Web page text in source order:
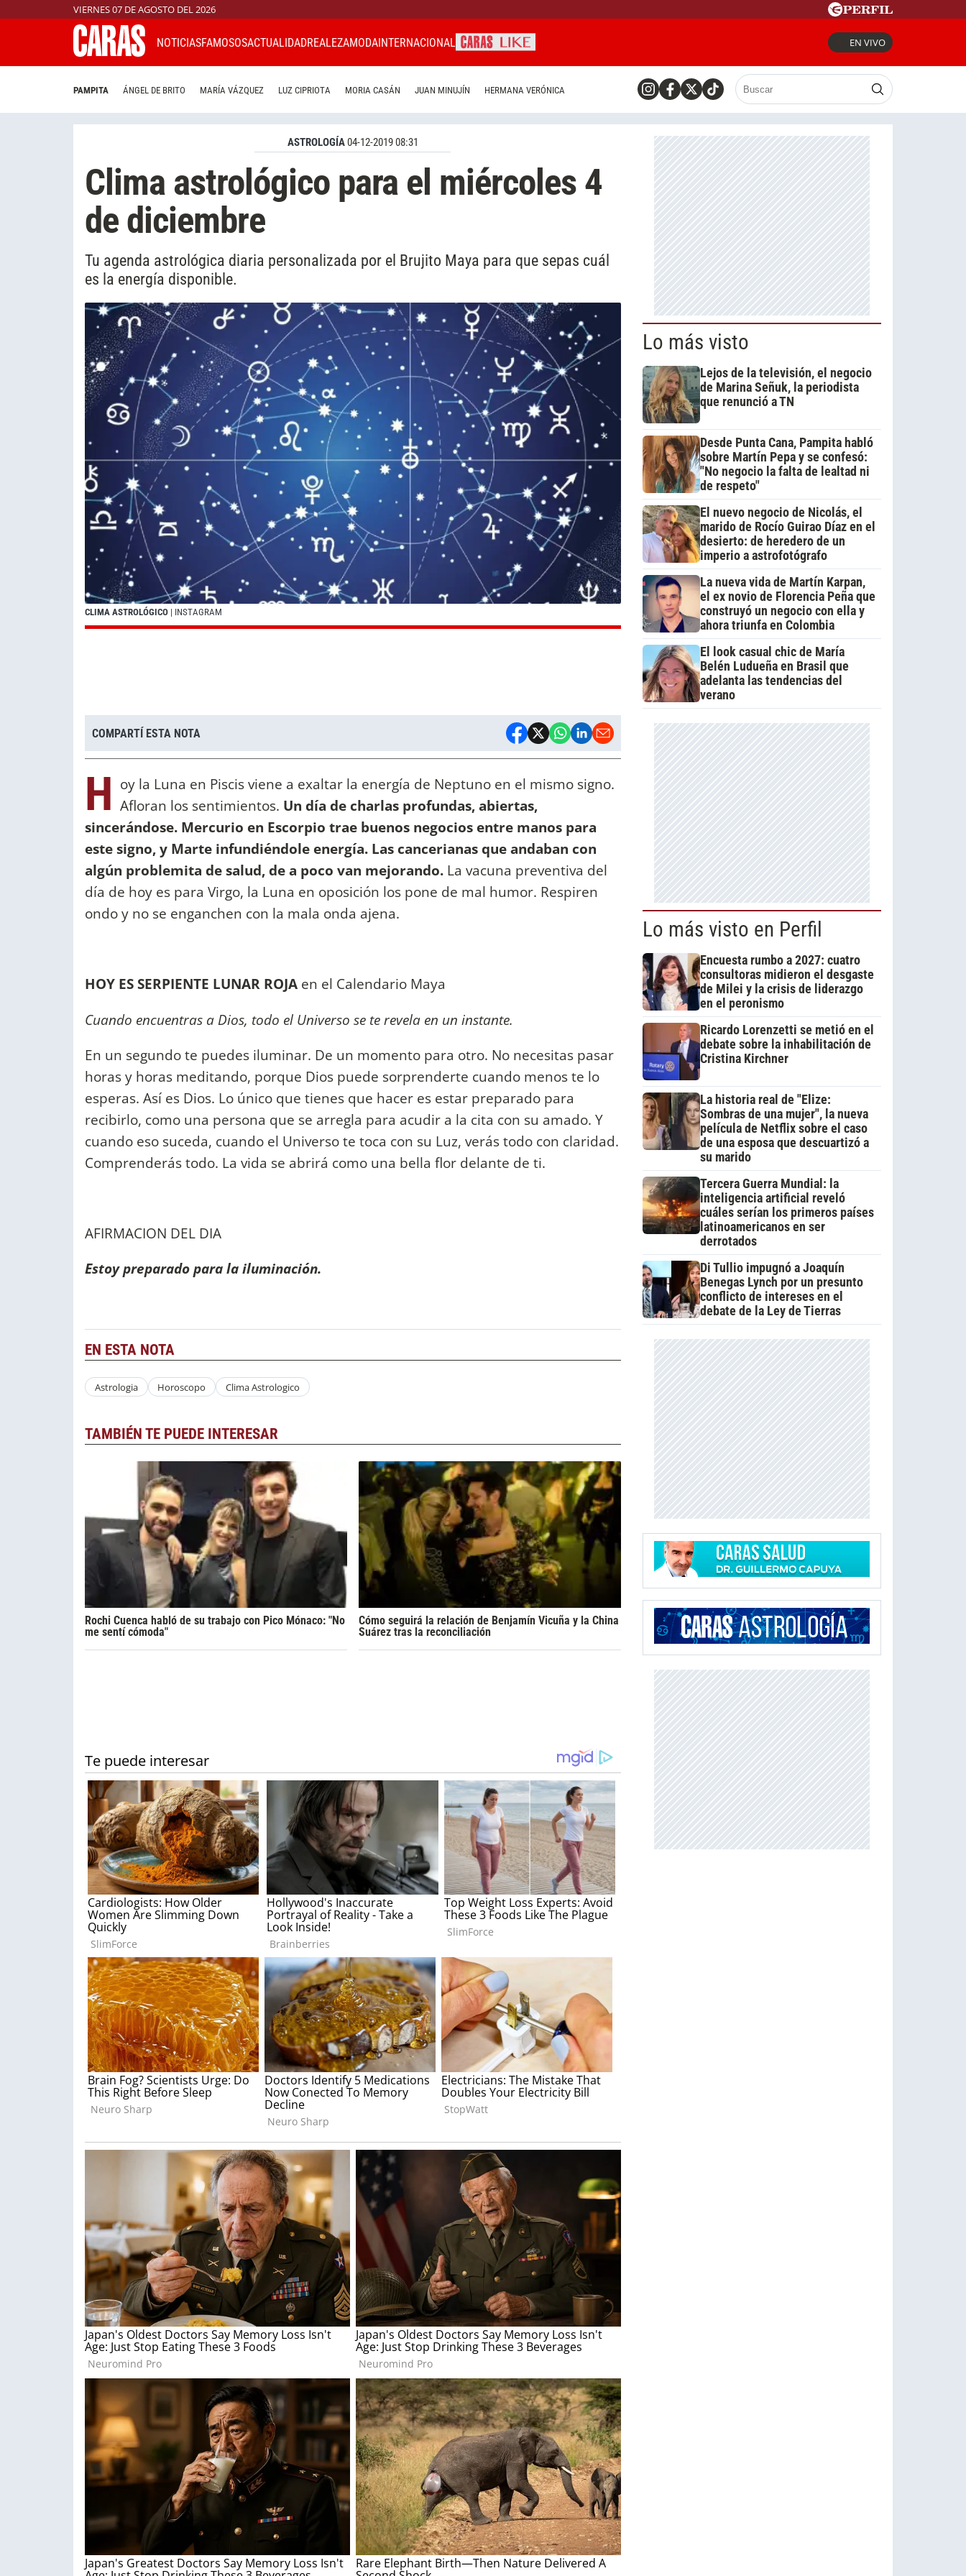
VIERNES 07 DE AGOSTO DEL 2026
NOTICIASFAMOSOSACTUALIDADREALEZAMODAINTERNACIONAL EN VIVO
PAMPITA ÁNGEL DE BRITO MARÍA VÁZQUEZ LUZ CIPRIOTA MORIA CASÁN JUAN MINUJÍN HERMANA VERÓNICA
ASTROLOGÍA04-12-2019 08:31
Clima astrológico para el miércoles 4
de diciembre
Tu agenda astrológica diaria personalizada por el Brujito Maya para que sepas cuál
es la energía disponible.
CLIMA ASTROLÓGICO | INSTAGRAM
COMPARTÍ ESTA NOTA
H oy la Luna en Piscis viene a exaltar la energía de Neptuno en el mismo signo.
Afloran los sentimientos. Un día de charlas profundas, abiertas,
sincerándose. Mercurio en Escorpio trae buenos negocios entre manos para
este signo, y Marte infundiéndole energía. Las cancerianas que andaban con
algún problemita de salud, de a poco van mejorando. La vacuna preventiva del
día de hoy es para Virgo, la Luna en oposición los pone de mal humor. Respiren
ondo y no se enganchen con la mala onda ajena.
HOY ES SERPIENTE LUNAR ROJA en el Calendario Maya
Cuando encuentras a Dios, todo el Universo se te revela en un instante.
En un segundo te puedes iluminar. De un momento para otro. No necesitas pasar
horas y horas meditando, porque Dios puede sorprenderte cuando menos te lo
esperas. Así es Dios. Lo único que tienes que hacer es estar preparado para
recibirlo, como una persona que se arregla para acudir a la cita con su amado. Y
cuando eso suceda, cuando el Universo te toca con su Luz, verás todo con claridad.
Comprenderás todo. La vida se abrirá como una bella flor delante de ti.
AFIRMACION DEL DIA
Estoy preparado para la iluminación.
EN ESTA NOTA
Astrologia Horoscopo Clima Astrologico
TAMBIÉN TE PUEDE INTERESAR
Rochi Cuenca habló de su trabajo con Pico Mónaco: "No
me sentí cómoda"
Cómo seguirá la relación de Benjamín Vicuña y la China
Suárez tras la reconciliación
Lo más visto
Lejos de la televisión, el negocio
de Marina Señuk, la periodista
que renunció a TN
Desde Punta Cana, Pampita habló
sobre Martín Pepa y se confesó:
"No negocio la falta de lealtad ni
de respeto"
El nuevo negocio de Nicolás, el
marido de Rocío Guirao Díaz en el
desierto: de heredero de un
imperio a astrofotógrafo
La nueva vida de Martín Karpan,
el ex novio de Florencia Peña que
construyó un negocio con ella y
ahora triunfa en Colombia
El look casual chic de María
Belén Ludueña en Brasil que
adelanta las tendencias del
verano
Lo más visto en Perfil
Encuesta rumbo a 2027: cuatro
consultoras midieron el desgaste
de Milei y la crisis de liderazgo
en el peronismo
Ricardo Lorenzetti se metió en el
debate sobre la inhabilitación de
Cristina Kirchner
La historia real de "Elize:
Sombras de una mujer", la nueva
película de Netflix sobre el caso
de una esposa que descuartizó a
su marido
Tercera Guerra Mundial: la
inteligencia artificial reveló
cuáles serían los primeros países
latinoamericanos en ser
derrotados
Di Tullio impugnó a Joaquín
Benegas Lynch por un presunto
conflicto de intereses en el
debate de la Ley de Tierras